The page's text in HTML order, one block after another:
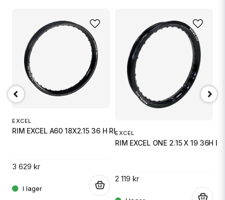
emailMejladress
EXCEL
RIM EXCEL A60 18X2.15 36 H REA
3 629 kr
EXCEL
RIM EXCEL ONE 2.15 X 19 36H BL
2 119 kr